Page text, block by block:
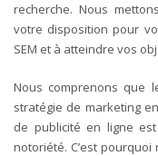
recherche. Nous
votre disposition pour
SEM et à atteindre vos
Nous comprenons que
stratégie de marketing
de publicité en ligne
notoriété. C’est